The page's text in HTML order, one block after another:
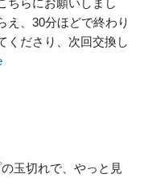
ちらにお願いしまし
え、30分ほどで終わり
くださり、次回交換し
玉切れで、やっと見